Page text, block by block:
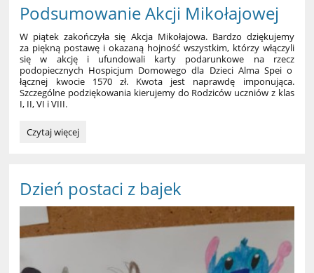
Podsumowanie Akcji Mikołajowej
W piątek zakończyła się Akcja Mikołajowa. Bardzo dziękujemy
za piękną postawę i okazaną hojność wszystkim, którzy włączyli
się w akcję i ufundowali karty podarunkowe na rzecz
podopiecznych Hospicjum Domowego dla Dzieci Alma Spei o
łącznej kwocie 1570 zł. Kwota jest naprawdę imponująca.
Szczególne podziękowania kierujemy do Rodziców uczniów z klas
I, II, VI i VIII.
Podsumowanie
Czytaj więcej
Dzień postaci z bajek